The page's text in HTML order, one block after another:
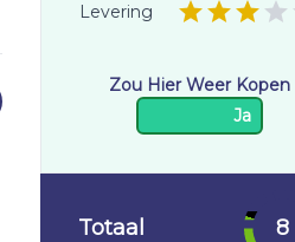
Levering
Zou Hier Weer Kopen
Ja
Totaal 8